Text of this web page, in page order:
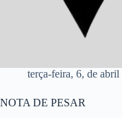
terça-feira, 6, de abril
NOTA DE PESAR